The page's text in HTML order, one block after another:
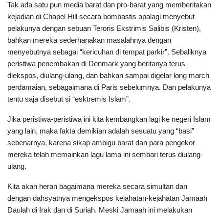
Tak ada satu pun media barat dan pro-barat yang memberitakan
kejadian di Chapel Hill secara bombastis apalagi menyebut
pelakunya dengan sebuan Teroris Ekstrimis Salibis (Kristen),
bahkan mereka sederhanakan masalahnya dengan
menyebutnya sebagai “kericuhan di tempat parkir”. Sebaliknya
peristiwa penembakan di Denmark yang beritanya terus
diekspos, diulang-ulang, dan bahkan sampai digelar long march
perdamaian, sebagaimana di Paris sebelumnya. Dan pelakunya
tentu saja disebut si “esktremis Islam”.
Jika peristiwa-peristiwa ini kita kembangkan lagi ke negeri Islam
yang lain, maka fakta demikian adalah sesuatu yang “basi”
sebenarnya, karena sikap ambigu barat dan para pengekor
mereka telah memainkan lagu lama ini sembari terus diulang-
ulang.
Kita akan heran bagaimana mereka secara simultan dan
dengan dahsyatnya mengekspos kejahatan-kejahatan Jamaah
Daulah di Irak dan di Suriah. Meski Jamaah ini melakukan